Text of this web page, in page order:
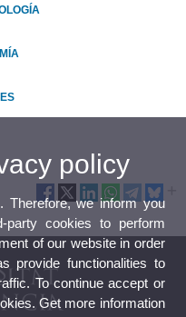
policy
Therefore, we inform you
cookies to perform
of our website in order
provide functionalities to
To continue accept or
Get more information